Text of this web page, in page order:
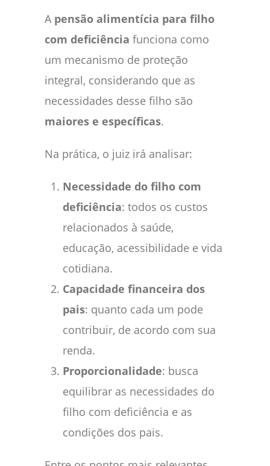
A pensão alimentícia para filho
com deficiência funciona como
um mecanismo de proteção
integral, considerando que as
necessidades desse filho são
maiores e específicas.
Na prática, o juiz irá analisar:
Necessidade do filho com
deficiência: todos os custos
relacionados à saúde,
educação, acessibilidade e vida
cotidiana.
Capacidade financeira dos
pais: quanto cada um pode
contribuir, de acordo com sua
renda.
Proporcionalidade: busca
equilibrar as necessidades do
filho com deficiência e as
condições dos pais.